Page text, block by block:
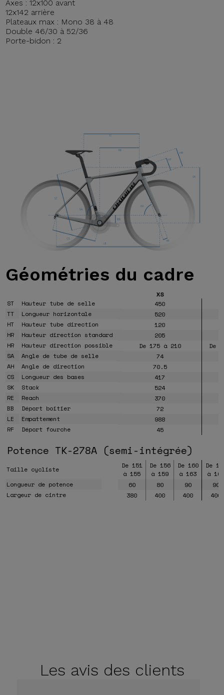
Axes : 12x100 avant
12x142 arrière
Plateaux max : Mono 38 à 48
Double 46/30 à 52/36
Porte-bidon : 2
Géométries du cadre
XS
ST
Hauteur tube de selle
450
TT
Longueur horizontale
520
HT
Hauteur tube direction
120
HR
Hauteur direction standard
205
HR
Hauteur direction possible De 175 à 210
De
SA
Angle de tube de selle 74
AH
Angle de direction
70.5
CS
Longueur des bases
417
SK
Stack
524
RE
Reach
370
BB
Déport boitier
72
LE
Empattement
988
RF
Déport fourche 45
Potence TK-278A (semi-intégrée)
Taille cycliste
De 151
à 155
De 156
à 159
De 160
à 163
De
à
Longueur de potence
60 80 90
90
Largeur de cintre
380 400 400 400
Les avis des clients